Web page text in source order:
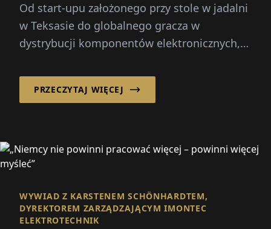
Od start-upu założonego przy stole w jadalni
w Teksasie do globalnego gracza w
dystrybucji komponentów elektronicznych,
PRZECZYTAJ WIĘCEJ
WYWIAD Z KARSTENEM SCHÖNHARDTEM,
DYREKTOREM ZARZĄDZAJĄCYM IMONTEC
ELEKTROTECHNIK